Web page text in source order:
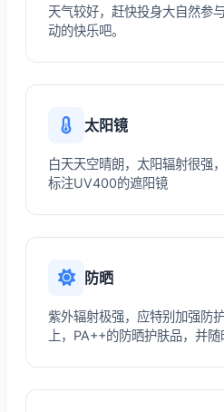
天气较好，赶快投身大自然参
动的快乐吧。
太阳镜
白天天空晴朗，太阳辐射很强
标注UV400的遮阳镜
防晒
紫外辐射极强，应特别加强防
上，PA++的防晒护肤品，并随